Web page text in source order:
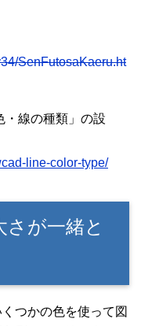
SenFutosaKaeru.ht
・線の種類」の設
line-color-type/
が一緒と
つかの色を使って図